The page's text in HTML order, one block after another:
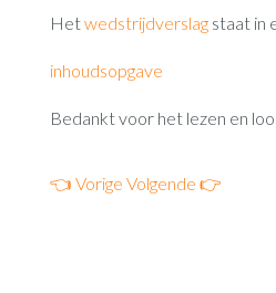
Hetwedstrijdverslagstaat in
inhoudsopgave
Bedankt voor het lezen en
👈 Vorige Volgende 👉